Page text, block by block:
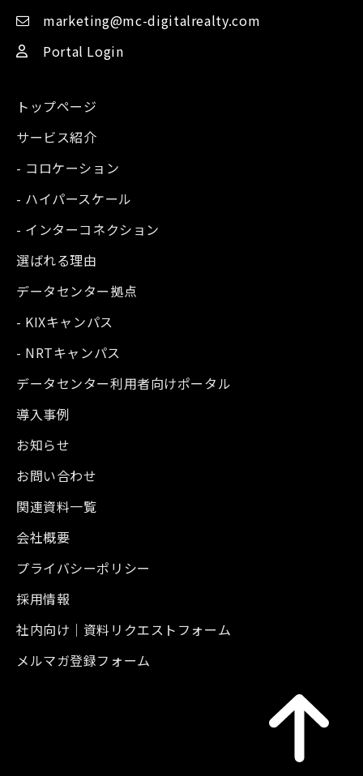
marketing@mc-digitalrealty.com
Portal Login
トップページ
サービス紹介
- コロケーション
- ハイパースケール
- インターコネクション
選ばれる理由
データセンター拠点
- KIXキャンパス
- NRTキャンパス
データセンター利用者向けポータル
導入事例
お知らせ
お問い合わせ
関連資料一覧
会社概要
プライバシーポリシー
採用情報
社内向け｜資料リクエストフォーム
メルマガ登録フォーム